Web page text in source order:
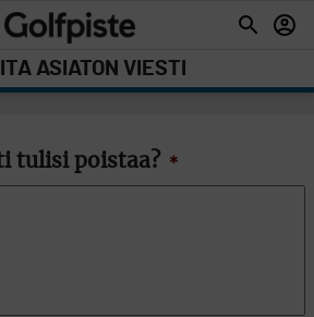
ASIATON VIESTI
tulisi poistaa? *